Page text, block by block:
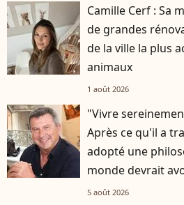
Camille Cerf : Sa
de grandes
de la ville la plus
animaux
1 août 2026
"Vivre
Après ce qu'il a
adopté une
monde devrait
5 août 2026